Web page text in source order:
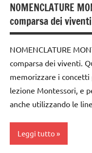
Preistoria
STORIA
TUTTI GLI
ARGOMENTI
PER ETA'
TUTTI GLI
ARTICOLI
costruire i
materiali
Montessori
dai
6
anni
EDUCAZIONE
COSMICA
GUIDA
DIDATTICA
MONTESSORI
NOMENCLATURE
comparsa dei viventi
NOMENCLATURE
comparsa dei viventi.
memorizzare i concetti
lezione Montessori, e
anche utilizzando le
Leggi tutto